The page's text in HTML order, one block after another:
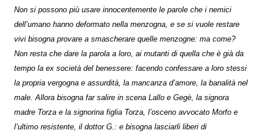
Non si possono più usare innocentemente le parole che i nemici
dell’umano hanno deformato nella menzogna, e se si vuole restare
vivi bisogna provare a smascherare quelle menzogne: ma come?
Non resta che dare la parola a loro, ai mutanti di quella che è già da
tempo la ex società del benessere: facendo confessare a loro stessi
la propria vergogna e assurdità, la mancanza d’amore, la banalità nel
male. Allora bisogna far salire in scena Lallo e Gegè, la signora
madre Torza e la signorina figlia Torza, l’osceno avvocato Morfo e
l’ultimo resistente, il dottor G.: e bisogna lasciarli liberi di